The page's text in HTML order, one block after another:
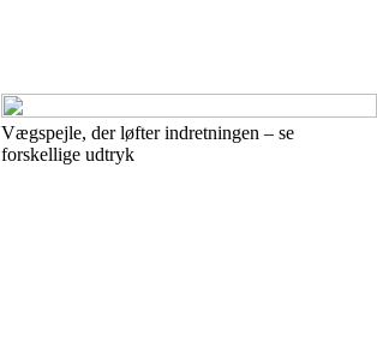
Vægspejle, der løfter indretningen – se
forskellige udtryk